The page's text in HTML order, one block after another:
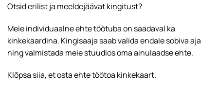
Otsid erilist ja meeldejäävat kingitust?
Meie individuaalne ehte töötuba on saadaval ka
kinkekaardina. Kingisaaja saab valida endale sobiva aja
ning valmistada meie stuudios oma ainulaadse ehte.
Klõpsa siia, et osta ehte töötoa kinkekaart.